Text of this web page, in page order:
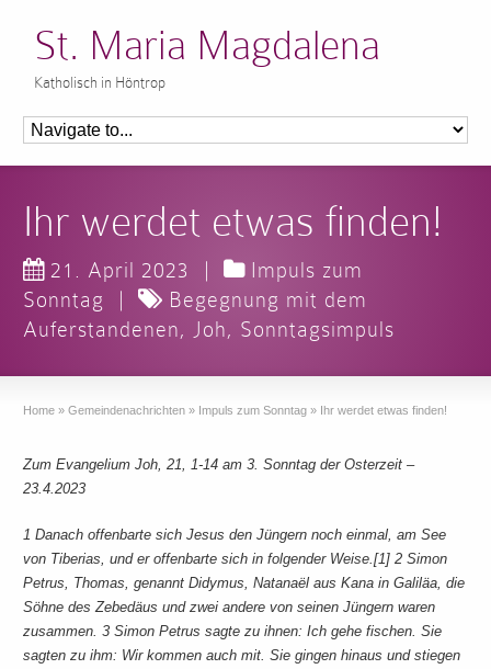
St. Maria Magdalena
Katholisch in Höntrop
Ihr werdet etwas finden!
21. April 2023 |
Impuls zum
Sonntag
|
Begegnung mit dem
Auferstandenen, Joh, Sonntagsimpuls
Home » Gemeindenachrichten » Impuls zum Sonntag » Ihr werdet etwas finden!
Zum Evangelium Joh, 21, 1-14 am 3. Sonntag der Osterzeit –
23.4.2023
1 Danach offenbarte sich Jesus den Jüngern noch einmal, am See
von Tiberias, und er offenbarte sich in folgender Weise.[1] 2 Simon
Petrus, Thomas, genannt Didymus, Natanaël aus Kana in Galiläa, die
Söhne des Zebedäus und zwei andere von seinen Jüngern waren
zusammen. 3 Simon Petrus sagte zu ihnen: Ich gehe fischen. Sie
sagten zu ihm: Wir kommen auch mit. Sie gingen hinaus und stiegen